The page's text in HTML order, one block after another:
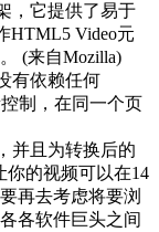
，它提供了易于
HTML5 Video元
(来自Mozilla)
有依赖任何
制，在同一个页
并且为转换后的
你的视频可以在14
再去考虑将要浏
各软件巨头之间